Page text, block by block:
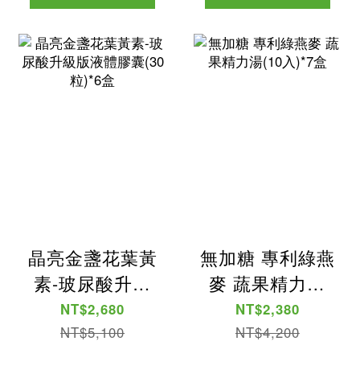
晶亮金盞花葉黃
素-玻尿酸升級
版液體膠囊(30
粒)*6盒
NT$2,680
NT$5,100
無加糖 專利綠燕
麥 蔬果精力湯
(10入)*7盒
NT$2,380
NT$4,200